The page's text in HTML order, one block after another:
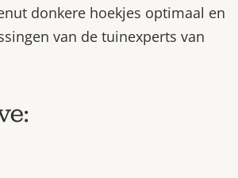
donkere hoekjes optimaal en
van de tuinexperts van